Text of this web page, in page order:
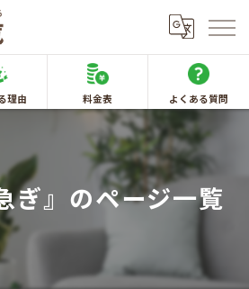
理由 料金表 よくある質問
ぎ』のページ一覧